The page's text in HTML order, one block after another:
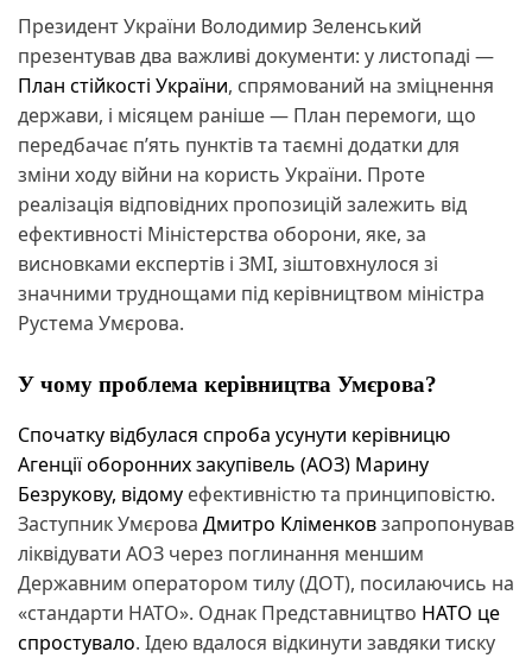
Президент України Володимир Зеленський
презентував два важливі документи: у листопаді —
План стійкості України, спрямований на зміцнення
держави, і місяцем раніше — План перемоги, що
передбачає п’ять пунктів та таємні додатки для
зміни ходу війни на користь України. Проте
реалізація відповідних пропозицій залежить від
ефективності Міністерства оборони, яке, за
висновками експертів і ЗМІ, зіштовхнулося зі
значними труднощами під керівництвом міністра
Рустема Умєрова.
У чому проблема керівництва Умєрова?
Спочатку відбулася спроба усунути керівницю
Агенції оборонних закупівель (АОЗ) Марину
Безрукову, відому ефективністю та принциповістю.
Заступник Умєрова Дмитро Кліменковзапропонував
ліквідувати АОЗ через поглинання меншим
Державним оператором тилу (ДОТ), посилаючись на
«стандарти НАТО». Однак Представництво НАТО це
спростувало. Ідею вдалося відкинути завдяки тиску